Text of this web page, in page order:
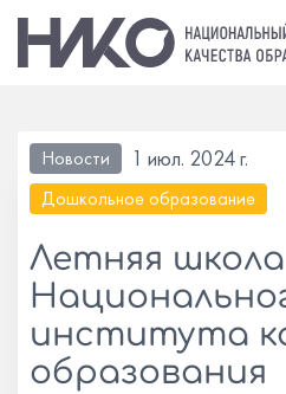
Новости 1 июл. 2024 г.
Дошкольное образование
Летняя школа
института
образования